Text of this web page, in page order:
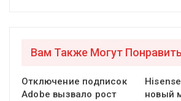
Вам Также Могут
Отключение подписок
Adobe вызвало рост
новый